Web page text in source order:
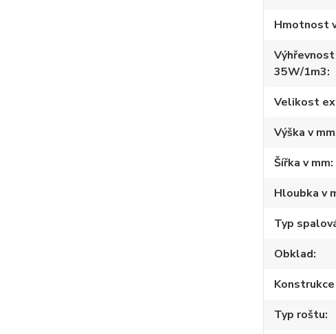
Hmotnost
35W/1m3
Velikost
Výška v mm
Šířka v mm
Hloubka v
Typ
Obklad
Typ roštu